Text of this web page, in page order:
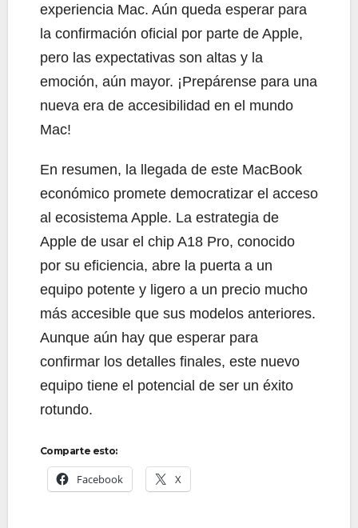
experiencia Mac. Aún queda esperar para
la confirmación oficial por parte de Apple,
pero las expectativas son altas y la
emoción, aún mayor. ¡Prepárense para una
nueva era de accesibilidad en el mundo
Mac!
En resumen, la llegada de este MacBook
económico promete democratizar el acceso
al ecosistema Apple. La estrategia de
Apple de usar el chip A18 Pro, conocido
por su eficiencia, abre la puerta a un
equipo potente y ligero a un precio mucho
más accesible que sus modelos anteriores.
Aunque aún hay que esperar para
confirmar los detalles finales, este nuevo
equipo tiene el potencial de ser un éxito
rotundo.
Comparte esto:
Facebook X